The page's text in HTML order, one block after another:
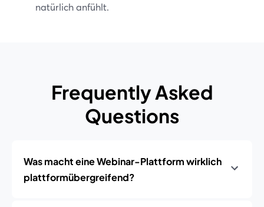
natürlich anfühlt.
Frequently Asked
Questions
Was macht eine Webinar-Plattform wirklich
plattformübergreifend?